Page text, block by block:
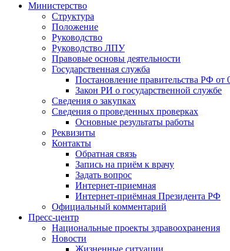
Министерство
Структура
Положение
Руководство
Руководство ЛПУ
Правовые основы деятельности
Государственная служба
Постановление правительства РФ от
Закон РИ о государственной службе
Сведения о закупках
Сведения о проведенных проверках
Основные результаты работы
Реквизиты
Контакты
Обратная связь
Запись на приём к врачу
Задать вопрос
Интернет-приемная
Интернет-приёмная Президента РФ
Официальный комментарий
Пресс-центр
Национальные проекты здравоохранения
Новости